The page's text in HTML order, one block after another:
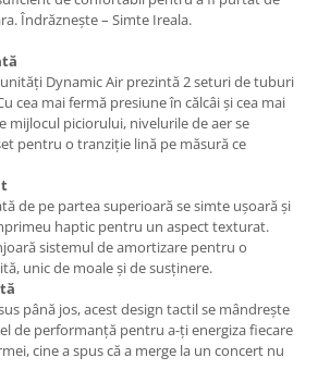
Îndrăznește – Simte Ireala.
Dynamic Air prezintă 2 seturi de tuburi
cea mai fermă presiune în călcâi și cea mai
mijlocul piciorului, nivelurile de aer se
pentru o tranziție lină pe măsură ce
de pe partea superioară se simte ușoară și
haptic pentru un aspect texturat.
sistemul de amortizare pentru o
unic de moale și de susținere.
până jos, acest design tactil se mândrește
de performanță pentru a-ți energiza fiecare
cine a spus că a merge la un concert nu